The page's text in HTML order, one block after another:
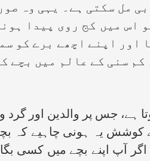
مل سکتی ہے۔ یہی وہ
اس میں کج روی پیدا
اور اپنے اچھے برے کو
سنی کے عالم میں بچے
ہے، جس پر والدین اور
کوشش یہ ہونی چاہیے
آپ اپنے بچے میں کسی